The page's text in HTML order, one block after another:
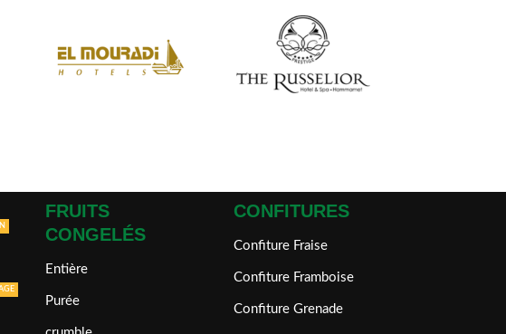
FRUITS
CONGELÉS
Entière
Purée
CONFITURES
Confiture Fraise
Confiture Framboise
Confiture Grenade